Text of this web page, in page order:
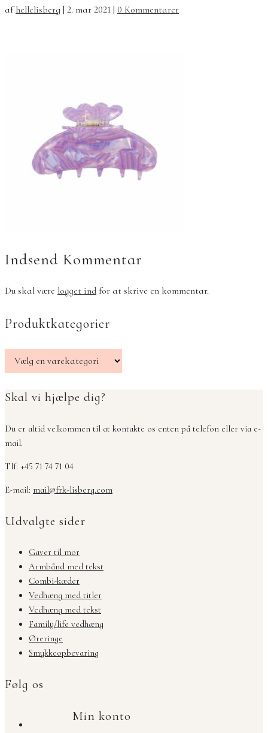
afhellelisberg | 2. mar 2021 | 0 Kommentarer
Indsend Kommentar
Du skal være logget ind for at skrive en kommentar.
Produktkategorier
Skal vi hjælpe dig?
Du er altid velkommen til at kontakte os enten på telefon eller via e-
mail.
Tlf: +45 71 74 71 04
E-mail: mail@frk-lisberg.com
Udvalgte sider
Gaver til mor
Armbånd med tekst
Combi-kæder
Vedhæng med titler
Vedhæng med tekst
Family/life vedhæng
Øreringe
Smykkeopbevaring
Følg os
Min konto